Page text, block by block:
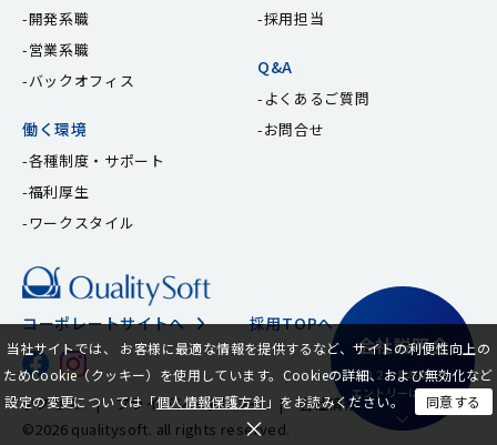
会社説明会
２０２７年卒の
エントリーはこちら
コーポレートサイトへ 採用TOPへ
開発系職
営業系職
バックオフィス
働く環境
各種制度・サポート
福利厚生
ワークスタイル
採用担当
Q&A
よくあるご質問
お問合せ
アクセス|プライバシーポリシー|会社情報
©︎2026 qualitysoft. all rights reserved.
当社サイトでは、 お客様に最適な情報を提供するなど、サイトの利便性向上の
ためCookie（クッキー）を使用しています。 Cookieの詳細、および無効化など
設定の変更については「個人情報保護方針」をお読みください。 同意する
×